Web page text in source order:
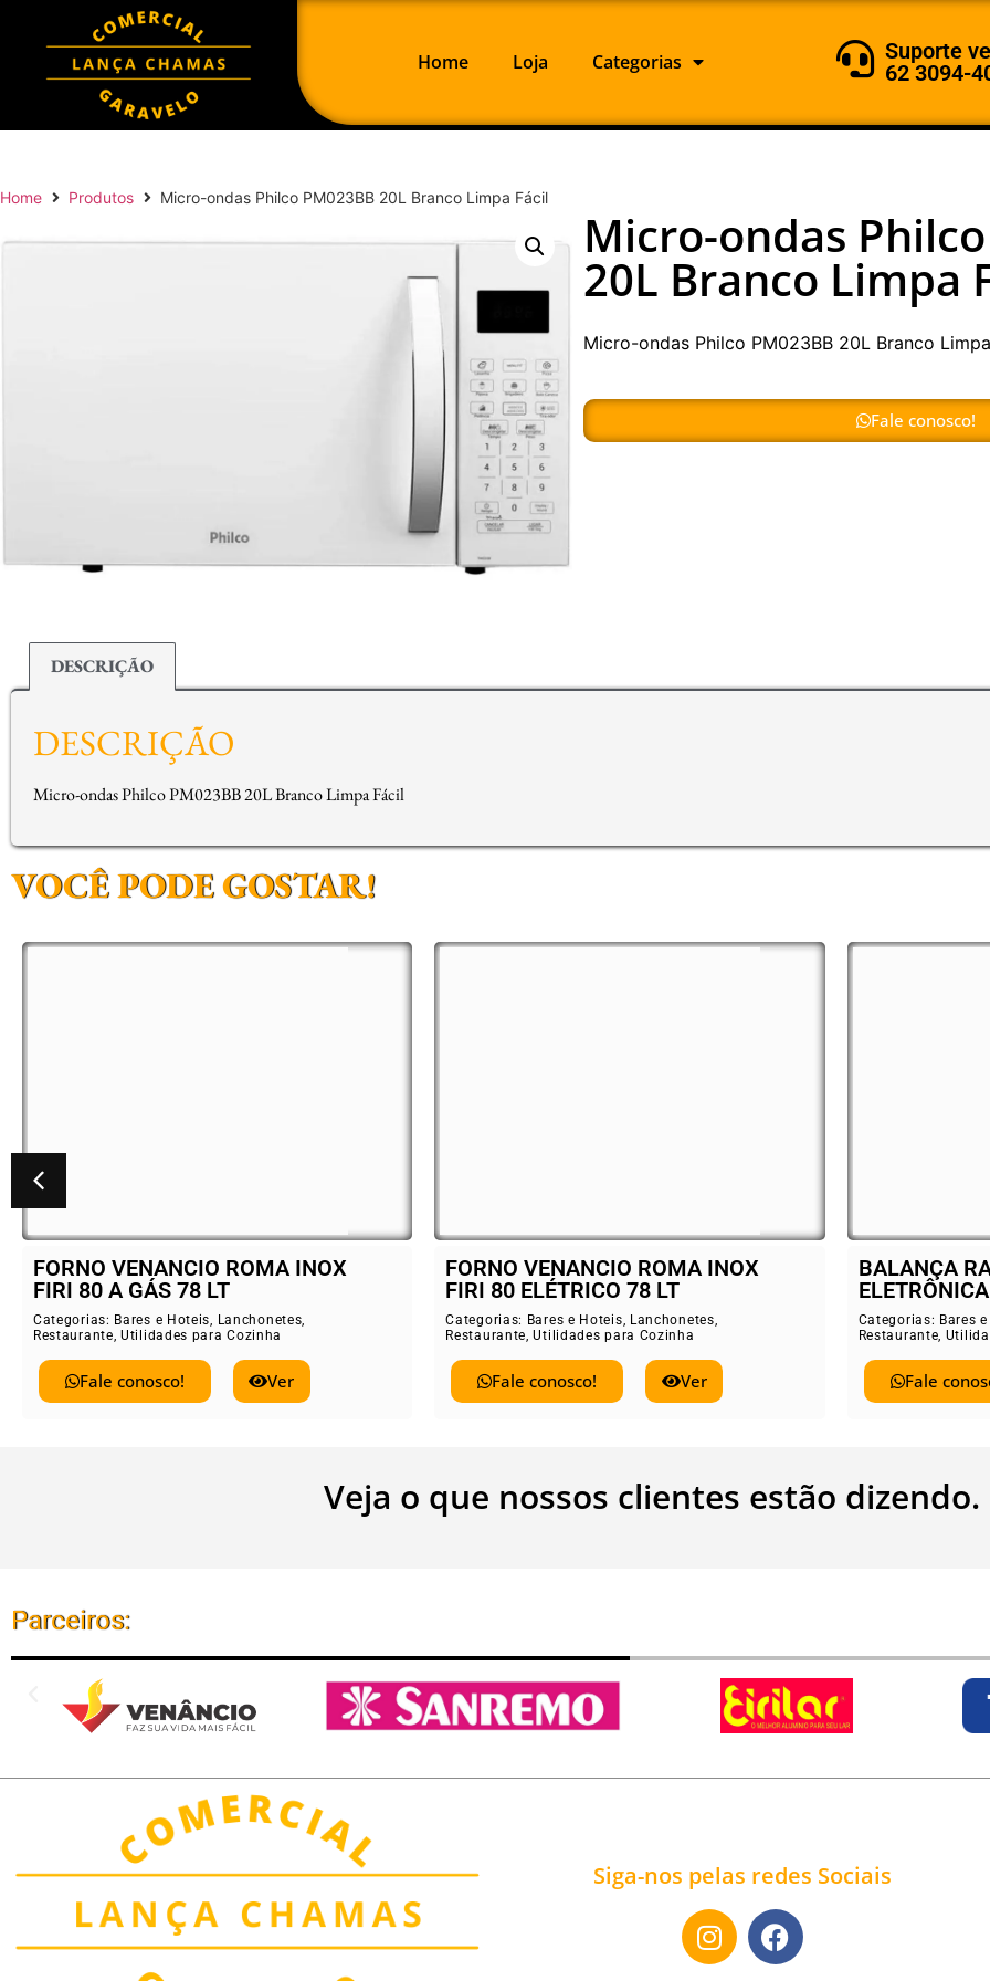
Home Loja Categorias
Suporte
62 3094-
Home Produtos Micro-ondas Philco PM023BB 20L Branco Limpa Fácil
Micro-ondas
20L Branco Limpa
Micro-ondas Philco PM023BB 20L Branco
Fale conosco!
DESCRIÇÃO
DESCRIÇÃO
Micro-ondas Philco PM023BB 20L Branco Limpa Fácil
VOCÊ PODE GOSTAR!
FORNO VENANCIO ROMA INOX
FIRI 80 ELÉTRICO 78 LT
Categorias:Bares e Hoteis,Lanchonetes
Restaurante, Utilidades para Cozinha
Fale conosco! Ver
BALANÇA RAMUZA 30 KG
ELETRÔNICA COM BATERIA
Categorias:Bares e Hoteis,Lanchonetes
Restaurante, Utilidades para Cozinha
Fale conosco! Ver
Cooktop
Categorias:
Restaurante,
Fale
Veja o que nossos clientes estão dizendo.
Parceiros:
Siga-nos pelas redes Sociais